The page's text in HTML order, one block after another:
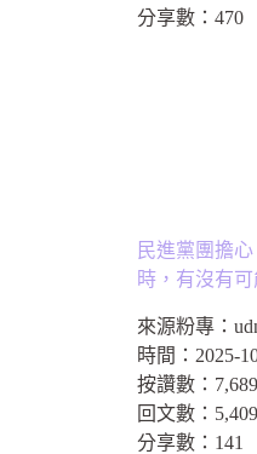
分享數： 470
民進黨團擔
時，有沒有
來源粉專：
時間： 2025-
按讚數： 7,689
回文數： 5,409
分享數： 141